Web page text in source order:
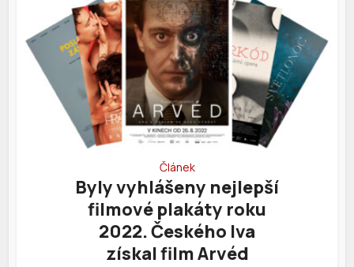
Článek
Byly vyhlášeny nejlepší
filmové plakáty roku
2022. Českého lva
získal film Arvéd